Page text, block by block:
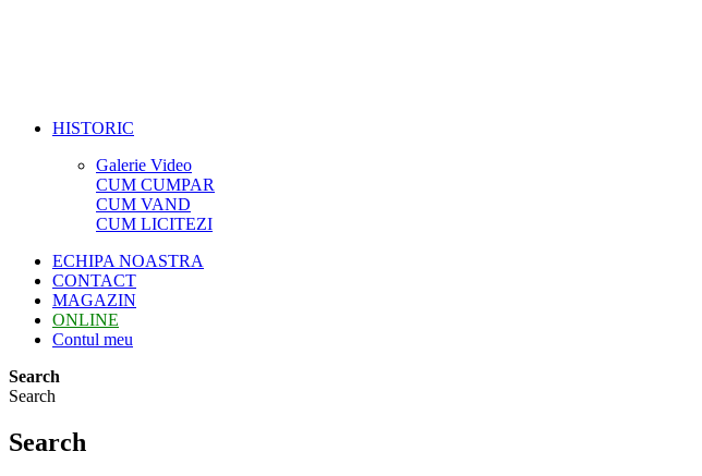
HISTORIC
Galerie Video
CUM CUMPAR
CUM VAND
CUM LICITEZI
ECHIPA NOASTRA
CONTACT
MAGAZIN
ONLINE
Contul meu
Search
Search
Search